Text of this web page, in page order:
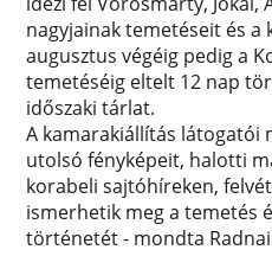
nagyjainak temetéseit és a
augusztus végéig pedig a
temetéséig eltelt 12 nap
időszaki tárlat.
A kamarakiállítás látogatói
utolsó fényképeit, halotti
korabeli sajtóhíreken,
ismerhetik meg a temetés
történetét - mondta